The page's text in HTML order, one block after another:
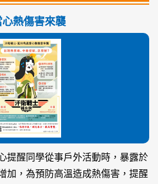
熱傷害來襲
提醒同學從事戶外活動時，暴露於
加，為預防高溫造成熱傷害，提醒